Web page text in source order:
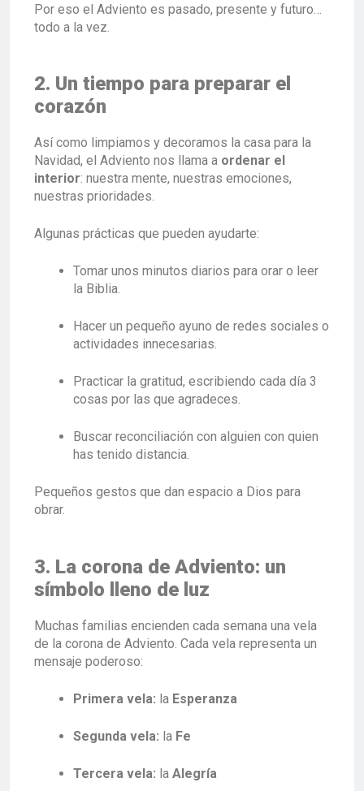
Por eso el Adviento es pasado, presente y futuro…
todo a la vez.
2. Un tiempo para preparar el
corazón
Así como limpiamos y decoramos la casa para la
Navidad, el Adviento nos llama a ordenar el
interior: nuestra mente, nuestras emociones,
nuestras prioridades.
Algunas prácticas que pueden ayudarte:
Tomar unos minutos diarios para orar o leer
la Biblia.
Hacer un pequeño ayuno de redes sociales o
actividades innecesarias.
Practicar la gratitud, escribiendo cada día 3
cosas por las que agradeces.
Buscar reconciliación con alguien con quien
has tenido distancia.
Pequeños gestos que dan espacio a Dios para
obrar.
3. La corona de Adviento: un
símbolo lleno de luz
Muchas familias encienden cada semana una vela
de la corona de Adviento. Cada vela representa un
mensaje poderoso:
Primera vela: la Esperanza
Segunda vela: la Fe
Tercera vela: la Alegría